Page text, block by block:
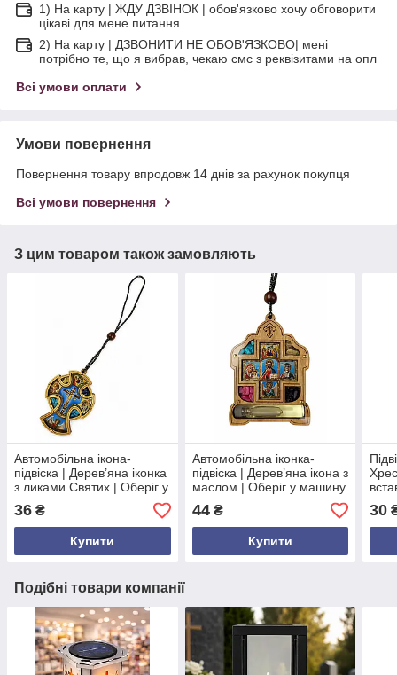
1) На карту | ЖДУ ДЗВІНОК | обов'язково хочу обговорити
цікаві для мене питання
2) На карту | ДЗВОНИТИ НЕ ОБОВ'ЯЗКОВО| мені
потрібно те, що я вибрав, чекаю смс з реквізитами на опл
Всі умови оплати
Умови повернення
Повернення товару впродовж 14 днів за рахунок покупця
Всі умови повернення
З цим товаром також замовляють
Автомобільна ікона-
підвіска | Дерев’яна іконка
з ликами Святих | Оберіг у
машину
36 ₴
Купити
Автомобільна іконка-
підвіска | Дерев’яна ікона з
маслом | Оберіг у машину
44₴
Купити
30
Подібні товари компанії